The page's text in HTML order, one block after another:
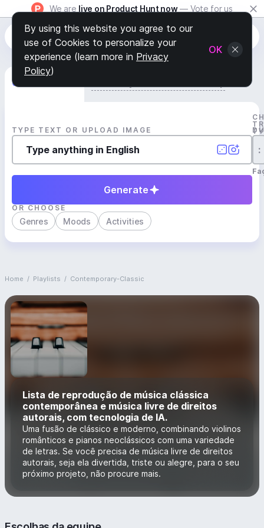
We are live on Product Hunt now — Vote for us
Generate Track
TYPE TEXT OR UPLOAD IMAGE
:
Generate
OR CHOOSE
Genres Moods Activities
Home / Playlists / Contemporary-Classic
Lista de reprodução de música clássica
contemporânea e música livre de direitos
autorais, com tecnologia de IA.
Uma fusão de clássico e moderno, combinando violinos
românticos e pianos neoclássicos com uma variedade
de letras. Se você precisa de música livre de direitos
autorais, seja ela divertida, triste ou alegre, para o seu
próximo projeto, não procure mais.
By using this website you agree to our
use of Cookies to personalize your
experience (learn more in Privacy
Policy)
OK